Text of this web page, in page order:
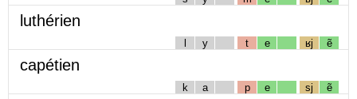
luthérien
l y t e ʁj ẽ
capétien
k a p e sj ẽ